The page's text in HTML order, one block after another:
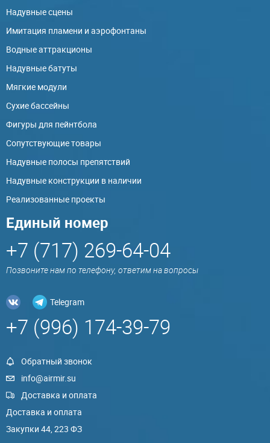
Надувные сцены
Имитация пламени и аэрофонтаны
Водные аттракционы
Надувные батуты
Мягкие модули
Сухие бассейны
Фигуры для пейнтбола
Сопутствующие товары
Надувные полосы препятствий
Надувные конструкции в наличии
Реализованные проекты
Единый номер
+7 (717) 269-64-04
Позвоните нам по телефону, ответим на вопросы
Telegram
+7 (996) 174-39-79
Обратный звонок
info@airmir.su
Доставка и оплата
Доставка и оплата
Закупки 44, 223 ФЗ